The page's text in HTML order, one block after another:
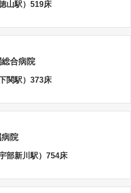
山駅）519床
合病院
関駅）373床
院
部新川駅）754床